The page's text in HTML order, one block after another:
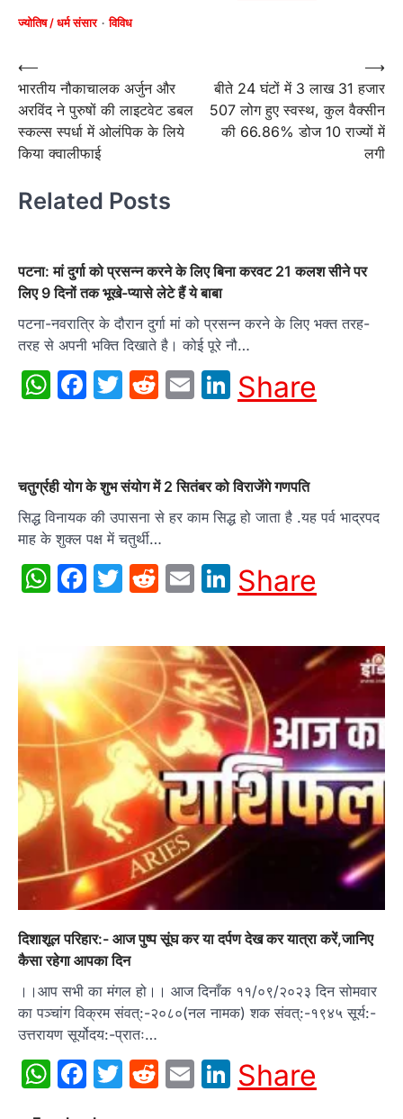
ज्योतिष / धर्म संसार विविध
Post
navigation
⟵
भारतीय नौकाचालक अर्जुन और
अरविंद ने पुरुषों की लाइटवेट डबल
स्कल्स स्पर्धा में ओलंपिक के लिये
किया क्वालीफाई
बीते 24 घंटों में 3 लाख 31 हजार
507 लोग हुए स्वस्थ, कुल वैक्सीन
की 66.86% डोज 10 राज्यों में
लगी
⟶
Related Posts
पटना: मां दुर्गा को प्रसन्न करने के लिए बिना करवट 21 कलश सीने पर
लिए 9 दिनों तक भूखे-प्यासे लेटे हैं ये बाबा
पटना-नवरात्रि के दौरान दुर्गा मां को प्रसन्न करने के लिए भक्त तरह-
तरह से अपनी भक्ति दिखाते है। कोई पूरे नौ…
WhatsApp
Facebook
Twitter
Reddit
EmailLinkedIn
Share
चतुर्ग्रही योग के शुभ संयोग में 2 सितंबर को विराजेंगे गणपति
सिद्ध विनायक की उपासना से हर काम सिद्ध हो जाता है .यह पर्व भाद्रपद
माह के शुक्ल पक्ष में चतुर्थी…
WhatsApp
Facebook
Twitter
Reddit
EmailLinkedIn
Share
दिशाशूल परिहार:- आज पुष्प सूंघ कर या दर्पण देख कर यात्रा करें,जानिए
कैसा रहेगा आपका दिन
।।आप सभी का मंगल हो।। आज दिनाँक ११/०९/२०२३ दिन सोमवार
का पञ्चांग विक्रम संवत्:-२०८०(नल नामक) शक संवत्:-१९४५ सूर्य:-
उत्तरायण सूर्योदय:-प्रातः…
WhatsApp
Facebook
Twitter
Reddit
EmailLinkedIn
Share